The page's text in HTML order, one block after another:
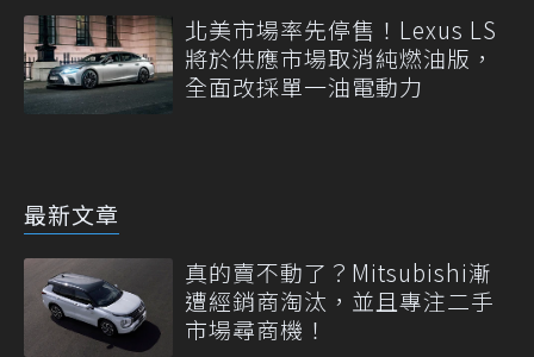
北美市場率先停售！Lexus LS
將於供應市場取消純燃油版，
全面改採單一油電動力
最新文章
真的賣不動了？Mitsubishi漸
遭經銷商淘汰，並且專注二手
市場尋商機！